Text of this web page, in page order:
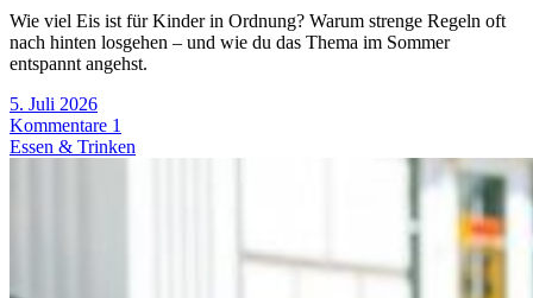
Wie viel Eis ist für Kinder in Ordnung? Warum strenge Regeln oft
nach hinten losgehen – und wie du das Thema im Sommer
entspannt angehst.
5. Juli 2026
Kommentare 1
Essen & Trinken